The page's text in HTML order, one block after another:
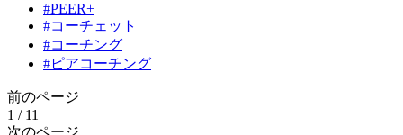
#PEER+
#コーチェット
#コーチング
#ピアコーチング
前のページ
1 / 11
次のページ